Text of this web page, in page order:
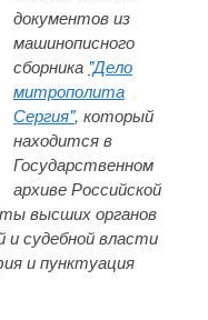
документов из
машинописного
сборника "Дело
митрополита
Сергия", который
находится в
Государственном
архиве Российской
высших органов
и судебной власти
и пунктуация